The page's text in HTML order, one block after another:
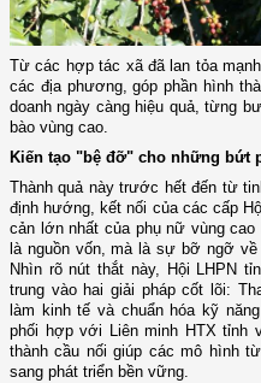
Từ các hợp tác xã đã lan tỏa
các địa phương, góp phần hình
doanh ngày càng hiệu quả, từng
bào vùng cao.
Kiến tạo "bệ đỡ" cho những bứt
Thành quả này trước hết đến từ
định hướng, kết nối của các cấp
cản lớn nhất của phụ nữ vùng
là nguồn vốn, mà là sự bỡ ngỡ
Nhìn rõ nút thắt này, Hội LHPN
trung vào hai giải pháp cốt lõi:
làm kinh tế và chuẩn hóa kỹ
phối hợp với Liên minh HTX tỉnh
thành cầu nối giúp các mô hình
sang phát triển bền vững.